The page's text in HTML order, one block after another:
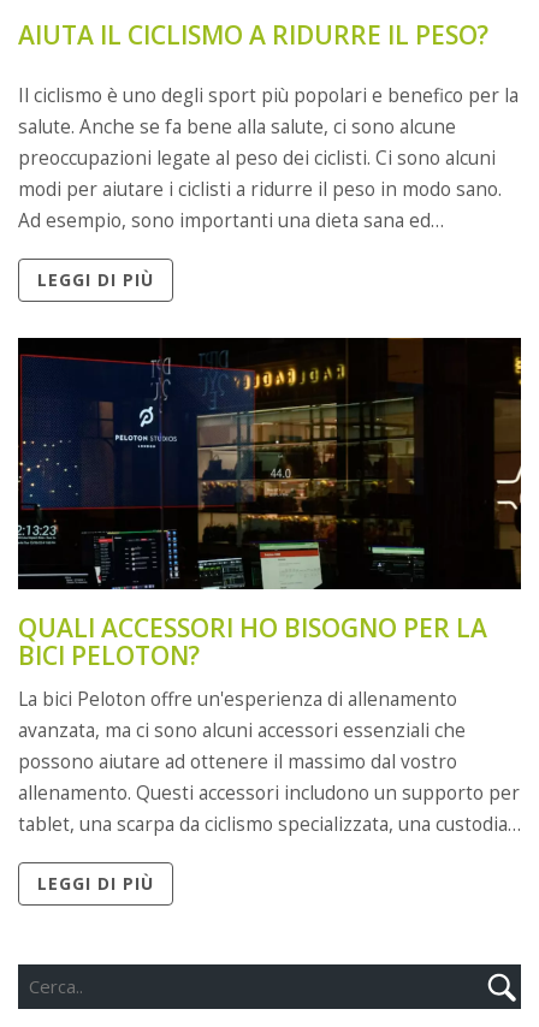
AIUTA IL CICLISMO A RIDURRE IL PESO?
Il ciclismo è uno degli sport più popolari e benefico per la
salute. Anche se fa bene alla salute, ci sono alcune
preoccupazioni legate al peso dei ciclisti. Ci sono alcuni
modi per aiutare i ciclisti a ridurre il peso in modo sano.
Ad esempio, sono importanti una dieta sana ed
riposo adeguato. Inoltre, i ciclisti dovrebbero evitare di
Seguendo questi consigli, i ciclisti possono raggiungere
un peso corporeo sano e migliorare le loro prestazioni
sportive.
LEGGI DI PIÙ
QUALI ACCESSORI HO BISOGNO PER LA
BICI PELOTON?
La bici Peloton offre un'esperienza di allenamento
avanzata, ma ci sono alcuni accessori essenziali che
possono aiutare ad ottenere il massimo dal vostro
allenamento. Questi accessori includono un supporto per
tablet, una scarpa da ciclismo specializzata, una custodia
monitoraggio della frequenza cardiaca. Questi accessori
LEGGI DI PIÙ